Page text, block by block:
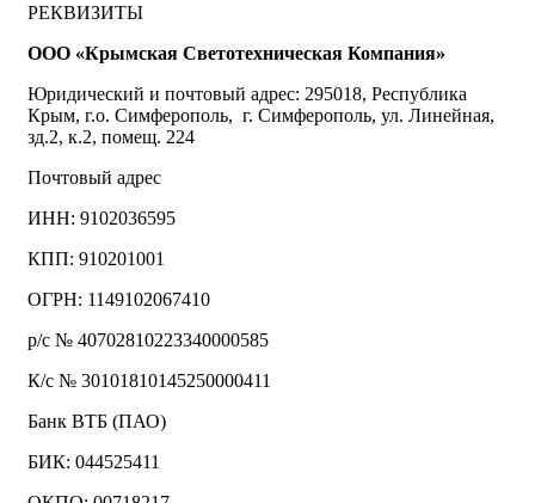
РЕКВИЗИТЫ
ООО «Крымская Светотехническая Компания»
Юридический и почтовый адрес: 295018, Республика
Крым, г.о. Симферополь, г. Симферополь, ул. Линейная,
зд.2, к.2, помещ. 224
Почтовый адрес
ИНН: 9102036595
КПП: 910201001
ОГРН: 1149102067410
р/с № 40702810223340000585
К/с № 30101810145250000411
Банк ВТБ (ПАО)
БИК: 044525411